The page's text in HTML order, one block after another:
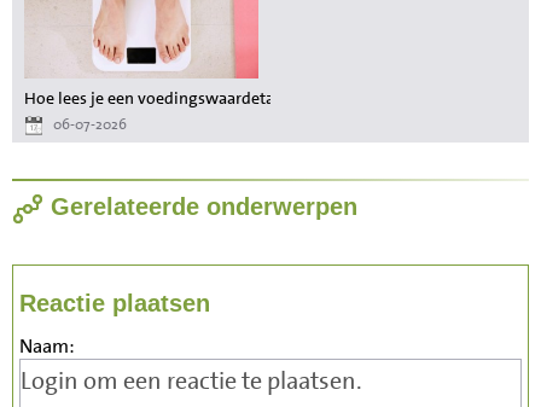
Hoe lees je een voedingswaardetabel als je wilt afvallen?
06-07-2026
Gerelateerde onderwerpen
Reactie plaatsen
Naam: